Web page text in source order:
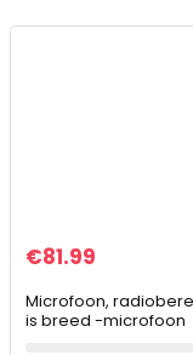
€81.99
Microfoon,
is breed -microfoon